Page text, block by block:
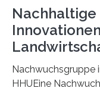
Nachhaltige
Nachwuchsgruppe
HHUEine